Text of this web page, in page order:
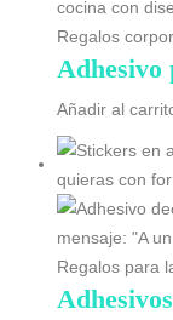
Regalos
Añadir al
Regalos para